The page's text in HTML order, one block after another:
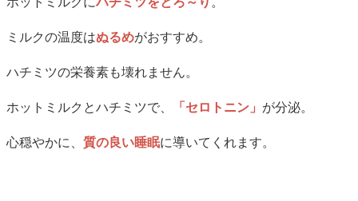
ミルクの温度はぬるめがおすすめ。
ハチミツの栄養素も壊れません。
ホットミルクとハチミツで、 「セロトニン」 が分泌。
心穏やかに、 質の良い睡眠に導いてくれます。